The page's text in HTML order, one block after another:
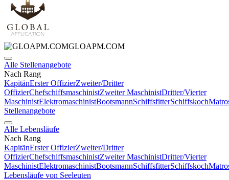
GLOAPM.COM
Alle Stellenangebote
Nach Rang
KapitänErster OffizierZweiter/Dritter
OffizierChefschiffsmaschinistZweiter MaschinistDritter/Vierter
MaschinistElektromaschinistBootsmannSchiffsfitterSchiffskoch
Stellenangebote
Alle Lebensläufe
Nach Rang
KapitänErster OffizierZweiter/Dritter
OffizierChefschiffsmaschinistZweiter MaschinistDritter/Vierter
MaschinistElektromaschinistBootsmannSchiffsfitterSchiffskoch
Lebensläufe von Seeleuten